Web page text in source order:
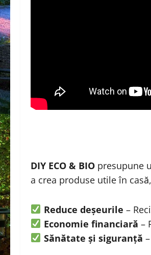
DIY ECO & BIO presupune
a crea produse utile în
Reduce deșeurile –
Economie financiară –
Sănătate și siguranță